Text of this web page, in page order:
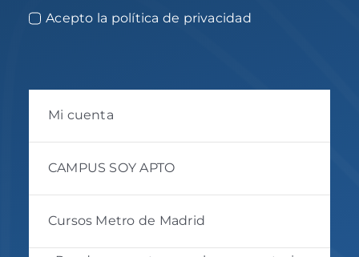
Acepto la política de privacidad
Mi cuenta
CAMPUS SOY APTO
Cursos Metro de Madrid